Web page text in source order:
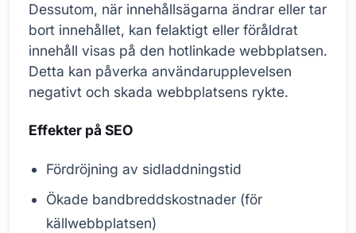
Dessutom, när innehållsägarna ändrar eller tar
bort innehållet, kan felaktigt eller föråldrat
innehåll visas på den hotlinkade webbplatsen.
Detta kan påverka användarupplevelsen
negativt och skada webbplatsens rykte.
Effekter på SEO
Fördröjning av sidladdningstid
Ökade bandbreddskostnader (för
källwebbplatsen)